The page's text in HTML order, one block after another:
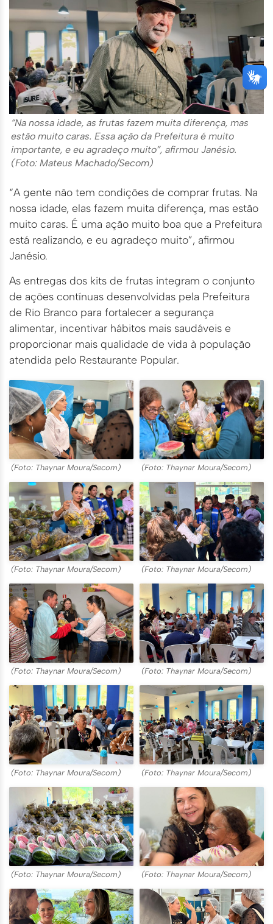
“Na nossa idade, as frutas fazem muita diferença, mas
estão muito caras. Essa ação da Prefeitura é muito
importante, e eu agradeço muito”, afirmou Janésio.
(Foto: Mateus Machado/Secom)
“A gente não tem condições de comprar frutas. Na
nossa idade, elas fazem muita diferença, mas estão
muito caras. É uma ação muito boa que a Prefeitura
está realizando, e eu agradeço muito”, afirmou
Janésio.
As entregas dos kits de frutas integram o conjunto
de ações contínuas desenvolvidas pela Prefeitura
de Rio Branco para fortalecer a segurança
alimentar, incentivar hábitos mais saudáveis e
proporcionar mais qualidade de vida à população
atendida pelo Restaurante Popular.
(Foto: Thaynar Moura/Secom) (Foto: Thaynar Moura/Secom)
(Foto: Thaynar Moura/Secom) (Foto: Thaynar Moura/Secom)
(Foto: Thaynar Moura/Secom) (Foto: Thaynar Moura/Secom)
(Foto: Thaynar Moura/Secom) (Foto: Thaynar Moura/Secom)
(Foto: Thaynar Moura/Secom) (Foto: Thaynar Moura/Secom)